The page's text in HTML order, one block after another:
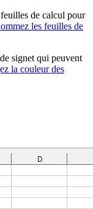
de calcul pour
les feuilles de
signet qui peuvent
la couleur des